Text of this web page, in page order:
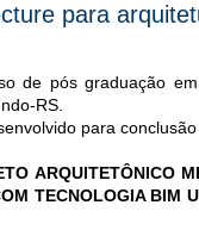
para
de pós graduação
RS.
para
ARQUITETÔNICO
TECNOLOGIA BIM
| Boas
no
últimos meses
Instagram e